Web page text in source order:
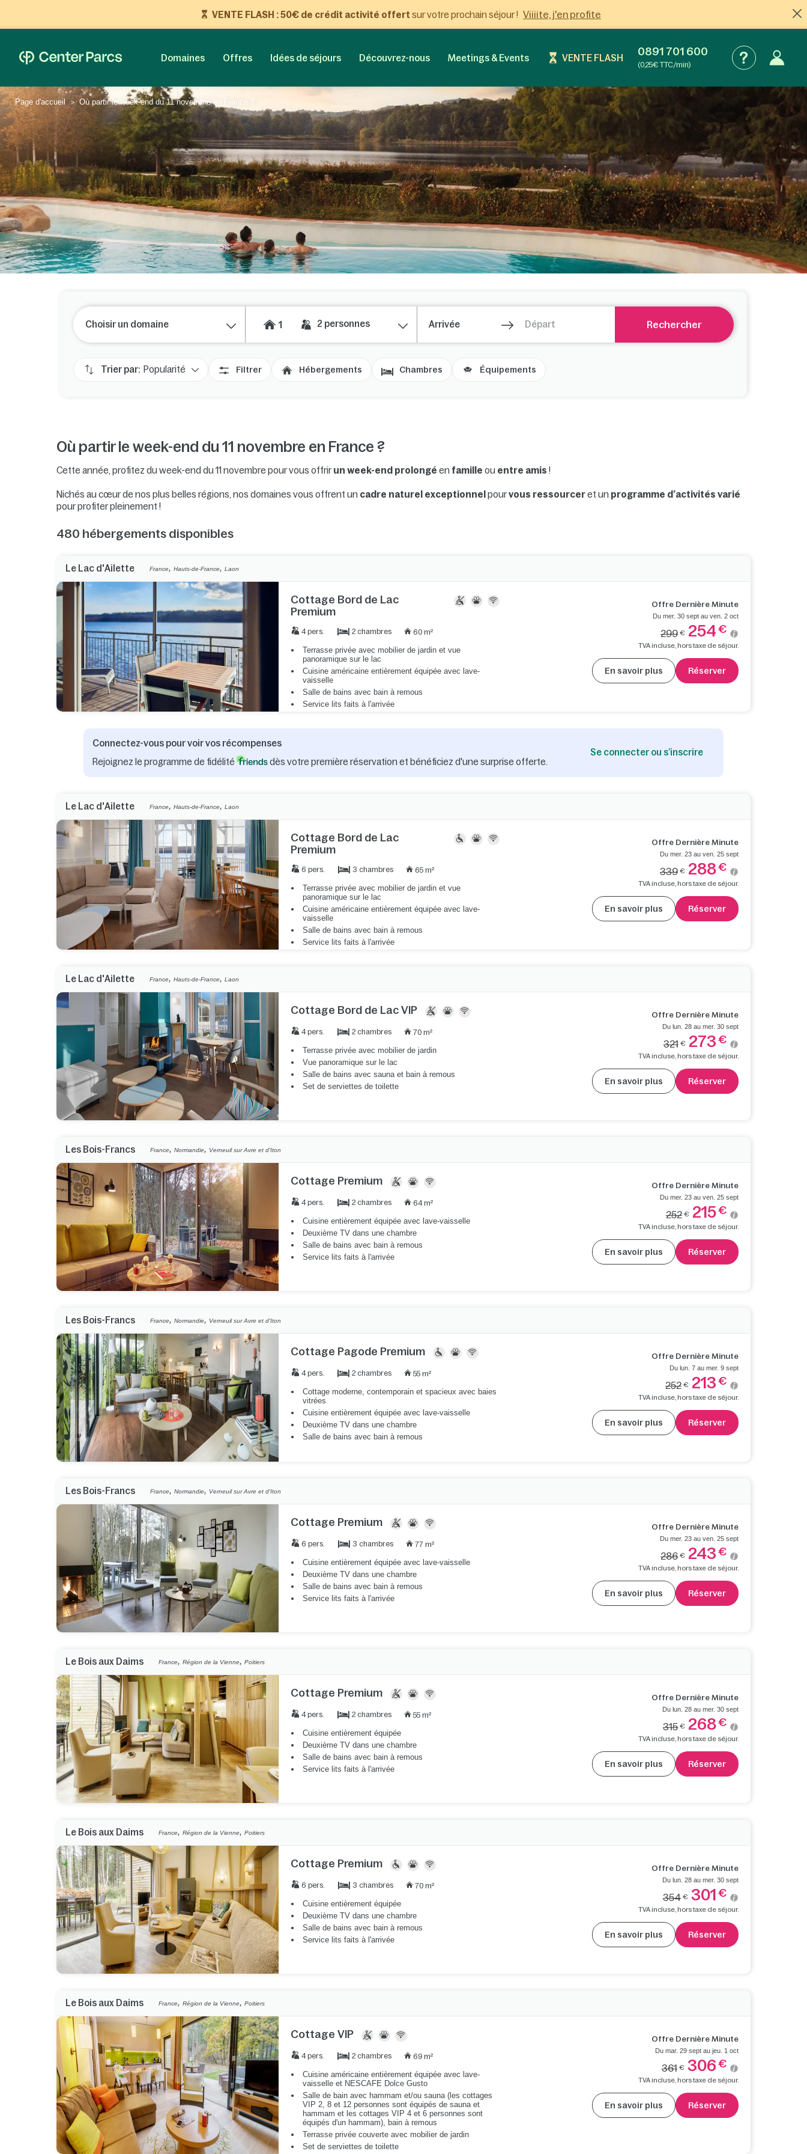
VENTE FLASH : 50€ de crédit activité offert sur votre prochain séjour ! Viiiite, j'en profite
Domaines Offres Idées de séjours Découvrez-nous Meetings & Events VENTE FLASH 0891 701 600
(0,25€ TTC/min)
Page d'accueil Où partir le week-end du 11 novembre en France ?
Choisir un domaine 1 2 personnes Rechercher
Trier par: Popularité Filtrer Hébergements Chambres Équipements
Où partir le week-end du 11 novembre en France ?
Cette année, profitez du week-end du 11 novembre pour vous offrirun week-end prolongé en famille ou entre amis !
Nichés au cœur de nos plus belles régions, nos domaines vous offrent un cadre naturel exceptionnel pourvous ressourceret un programme d’activités varié
pour profiter pleinement !
480 hébergements disponibles
Le Lac d'Ailette France,Hauts-de-France,Laon
Cottage Bord de Lac
Premium
4 pers. 2 chambres 60 m²
Terrasse privée avec mobilier de jardin et vue
panoramique sur le lac
Cuisine américaine entièrement équipée avec lave-
vaisselle
Salle de bains avec bain à remous
Service lits faits à l'arrivée
Offre Dernière Minute
Du mer. 30 sept au ven. 2 oct
299 € 254 €
TVA incluse, hors taxe de séjour.
En savoir plus Réserver
Connectez-vous pour voir vos récompenses
Rejoignez le programme de fidélité
dès votre première réservation et bénéficiez d'une surprise offerte.
Se connecter ou s’inscrire
Le Lac d'Ailette France,Hauts-de-France,Laon
Cottage Bord de Lac
Premium
6 pers. 3 chambres 65 m²
Terrasse privée avec mobilier de jardin et vue
panoramique sur le lac
Cuisine américaine entièrement équipée avec lave-
vaisselle
Salle de bains avec bain à remous
Service lits faits à l'arrivée
Offre Dernière Minute
Du mer. 23 au ven. 25 sept
339 € 288€
TVA incluse, hors taxe de séjour.
En savoir plus Réserver
Le Lac d'Ailette France,Hauts-de-France,Laon
Cottage Bord de Lac VIP
4 pers. 2 chambres 70 m²
Terrasse privée avec mobilier de jardin
Vue panoramique sur le lac
Salle de bains avec sauna et bain à remous
Set de serviettes de toilette
Offre Dernière Minute
Du lun. 28 au mer. 30 sept
321 € 273 €
TVA incluse, hors taxe de séjour.
En savoir plus Réserver
Les Bois-Francs France,Normandie, Verneuil sur Avre et d'Iton
Cottage Premium
4 pers. 2 chambres 64 m²
Cuisine entièrement équipée avec lave-vaisselle
Deuxième TV dans une chambre
Salle de bains avec bain à remous
Service lits faits à l'arrivée
Offre Dernière Minute
Du mer. 23 au ven. 25 sept
252 € 215€
TVA incluse, hors taxe de séjour.
En savoir plus Réserver
Les Bois-Francs France,Normandie, Verneuil sur Avre et d'Iton
Cottage Pagode Premium
4 pers. 2 chambres 55 m²
Cottage moderne, contemporain et spacieux avec baies
vitrées
Cuisine entièrement équipée avec lave-vaisselle
Deuxième TV dans une chambre
Salle de bains avec bain à remous
Offre Dernière Minute
Du lun. 7 au mer. 9 sept
252 € 213 €
TVA incluse, hors taxe de séjour.
En savoir plus Réserver
Les Bois-Francs France,Normandie, Verneuil sur Avre et d'Iton
Cottage Premium
6 pers. 3 chambres 77 m²
Cuisine entièrement équipée avec lave-vaisselle
Deuxième TV dans une chambre
Salle de bains avec bain à remous
Service lits faits à l'arrivée
Offre Dernière Minute
Du mer. 23 au ven. 25 sept
286 € 243 €
TVA incluse, hors taxe de séjour.
En savoir plus Réserver
Le Bois aux Daims France,Région de la Vienne,Poitiers
Cottage Premium
4 pers. 2 chambres 55 m²
Cuisine entièrement équipée
Deuxième TV dans une chambre
Salle de bains avec bain à remous
Service lits faits à l'arrivée
Offre Dernière Minute
Du lun. 28 au mer. 30 sept
315 € 268€
TVA incluse, hors taxe de séjour.
En savoir plus Réserver
Le Bois aux Daims France,Région de la Vienne,Poitiers
Cottage Premium
6 pers. 3 chambres 70 m²
Cuisine entièrement équipée
Deuxième TV dans une chambre
Salle de bains avec bain à remous
Service lits faits à l'arrivée
Offre Dernière Minute
Du lun. 28 au mer. 30 sept
354 € 301 €
TVA incluse, hors taxe de séjour.
En savoir plus Réserver
Le Bois aux Daims France,Région de la Vienne,Poitiers
Cottage VIP
4 pers. 2 chambres 69 m²
Cuisine américaine entièrement équipée avec lave-
vaisselle et NESCAFE Dolce Gusto
Salle de bain avec hammam et/ou sauna (les cottages
VIP 2, 8 et 12 personnes sont équipés de sauna et
hammam et les cottages VIP 4 et 6 personnes sont
équipés d'un hammam), bain à remous
Terrasse privée couverte avec mobilier de jardin
Set de serviettes de toilette
Offre Dernière Minute
Du mar. 29 sept au jeu. 1 oct
361 € 306 €
TVA incluse, hors taxe de séjour.
En savoir plus Réserver